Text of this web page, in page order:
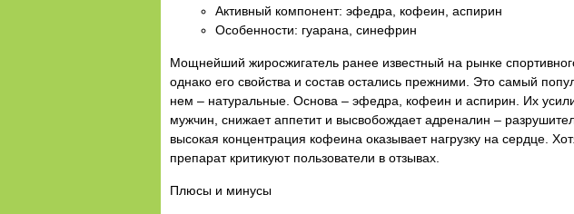
Активный компонент: эфедра, кофеин, аспирин
Особенности: гуарана, синефрин
Мощнейший жиросжигатель ранее известный на рынке
однако его свойства и состав остались прежними. Это самый
нем – натуральные. Основа – эфедра, кофеин и аспирин. Их
мужчин, снижает аппетит и высвобождает адреналин –
высокая концентрация кофеина оказывает нагрузку на сердце.
препарат критикуют пользователи в отзывах.
Плюсы и минусы